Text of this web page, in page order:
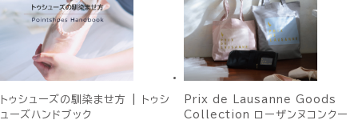
トゥシューズの馴染ませ方 | トゥシ
ューズハンドブック
Prix de Lausanne Goods
Collection ローザンヌコンクー